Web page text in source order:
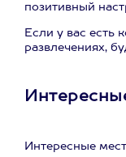
позитивный
Если у вас есть
развлечениях,
Интересные